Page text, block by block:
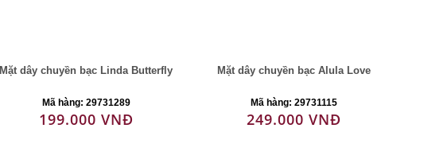
Mặt dây chuyền bạc Linda Butterfly
Mã hàng: 29731289
199.000 VNĐ
Mặt dây chuyền bạc Alula Love
Mã hàng: 29731115
249.000 VNĐ